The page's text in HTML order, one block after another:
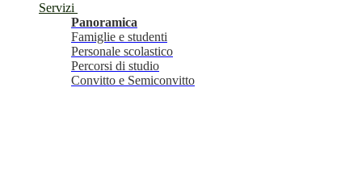
Servizi
Panoramica
Famiglie e studenti
Personale scolastico
Percorsi di studio
Convitto e Semiconvitto